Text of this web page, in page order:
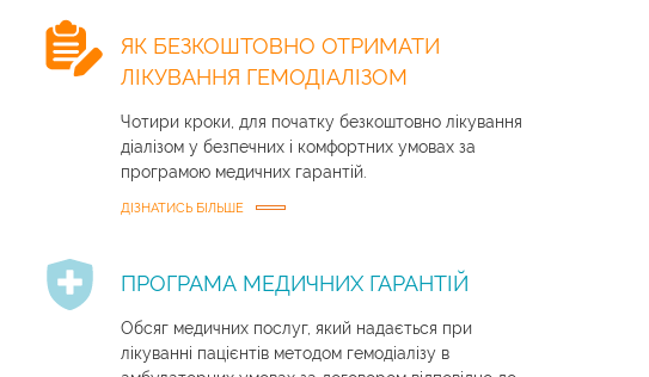
ЯК БЕЗКОШТОВНО ОТРИМАТИ
ЛІКУВАННЯ ГЕМОДІАЛІЗОМ
Чотири кроки, для початку безкоштовно лікування
діалізом у безпечних і комфортних умовах за
програмою медичних гарантій.
ДІЗНАТИСЬ БІЛЬШЕ
ПРОГРАМА МЕДИЧНИХ ГАРАНТІЙ
Обсяг медичних послуг, який надається при
лікуванні пацієнтів методом гемодіалізу в